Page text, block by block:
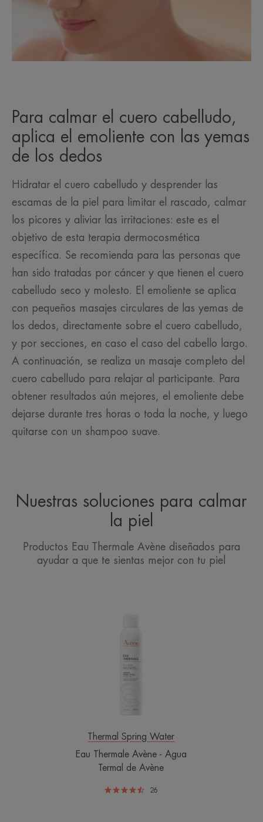
Para calmar el cuero cabelludo,
aplica el emoliente con las yemas
de los dedos
Hidratar el cuero cabelludo y desprender las
escamas de la piel para limitar el rascado, calmar
los picores y aliviar las irritaciones: este es el
objetivo de esta terapia dermocosmética
específica. Se recomienda para las personas que
han sido tratadas por cáncer y que tienen el cuero
cabelludo seco y molesto. El emoliente se aplica
con pequeños masajes circulares de las yemas de
los dedos, directamente sobre el cuero cabelludo,
y por secciones, en caso el caso del cabello largo.
A continuación, se realiza un masaje completo del
cuero cabelludo para relajar al participante. Para
obtener resultados aún mejores, el emoliente debe
dejarse durante tres horas o toda la noche, y luego
quitarse con un shampoo suave.
Nuestras soluciones para calmar
la piel
Productos Eau Thermale Avène diseñados para
ayudar a que te sientas mejor con tu piel
Avène
Agua
Termal
Thermal Spring Water
Eau Thermale Avène - Agua
Termal de Avène
26